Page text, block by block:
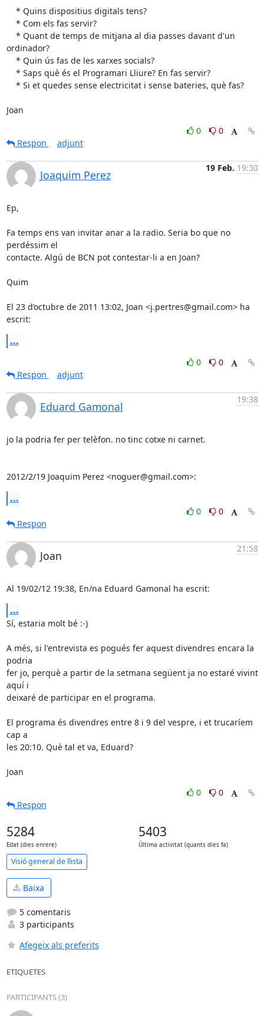
ordinador?
Joan
0
0
Respon
adjunt
Joaquim Perez
19 Feb. 19:30
Ep,
Fa temps ens van invitar anar a la radio. Seria bo que no
perdéssim el
contacte. Algú de BCN pot contestar-li a en Joan?
Quim
El 23 d’octubre de 2011 13:02, Joan <j.pertres@gmail.com> ha
escrit:
...
0
0
Respon
adjunt
Eduard Gamonal
19:38
jo la podria fer per telèfon. no tinc cotxe ni carnet.
2012/2/19 Joaquim Perez <noguer@gmail.com>:
...
0
0
Respon
Joan
21:58
Al 19/02/12 19:38, En/na Eduard Gamonal ha escrit:
...
Sí, estaria molt bé :-)
A més, si l'entrevista es pogués fer aquest divendres encara la
podria
fer jo, perquè a partir de la setmana següent ja no estaré vivint
aquí i
deixaré de participar en el programa.
El programa és divendres entre 8 i 9 del vespre, i et trucaríem
cap a
les 20:10. Què tal et va, Eduard?
Joan
0
0
Respon
5284
Edat (dies enrere)
5403
Última activitat (quants dies fa)
Visió general de llista
Baixa
5 comentaris
3 participants
Afegeix als preferits
ETIQUETES
PARTICIPANTS (3)